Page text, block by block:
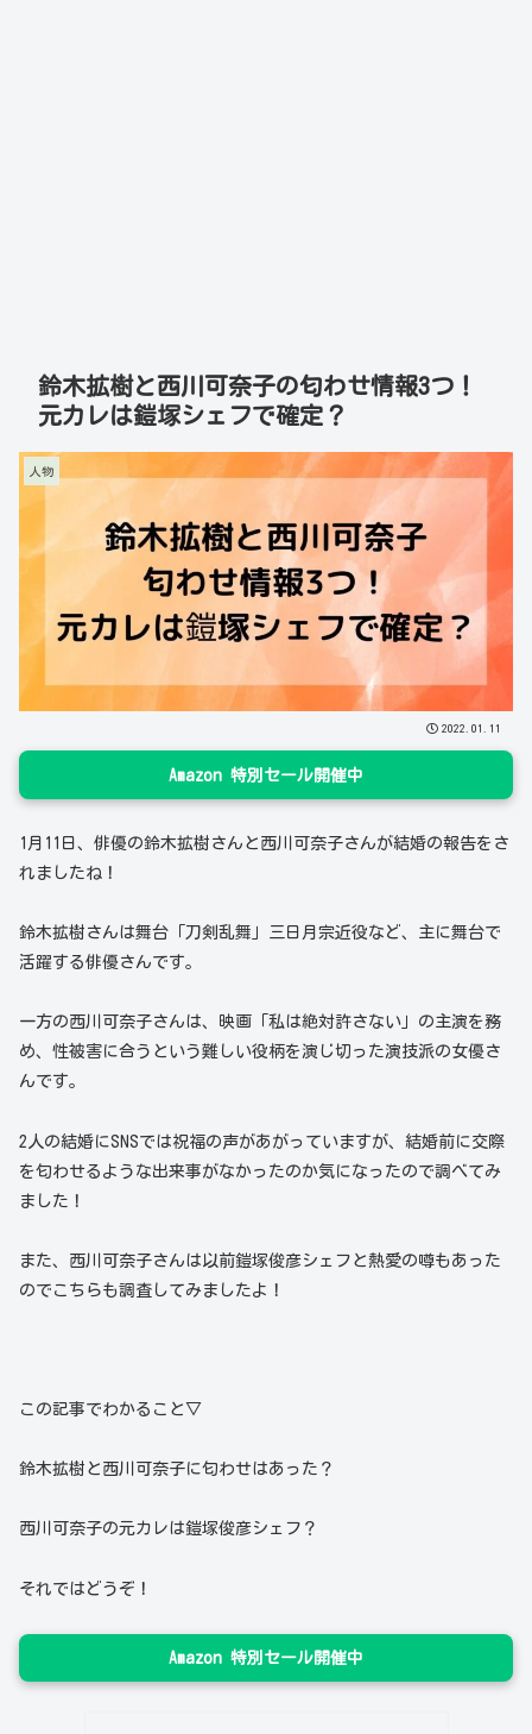
鈴木拡樹と西川可奈子の匂わせ情報3つ！
元カレは鎧塚シェフで確定？
人物
2022.01.11
Amazon 特別セール開催中
1月11日、俳優の鈴木拡樹さんと西川可奈子さんが結婚の報告をさ
れましたね！
鈴木拡樹さんは舞台「刀剣乱舞」三日月宗近役など、主に舞台で
活躍する俳優さんです。
一方の西川可奈子さんは、映画「私は絶対許さない」の主演を務
め、性被害に合うという難しい役柄を演じ切った演技派の女優さ
んです。
2人の結婚にSNSでは祝福の声があがっていますが、結婚前に交際
を匂わせるような出来事がなかったのか気になったので調べてみ
ました！
また、西川可奈子さんは以前鎧塚俊彦シェフと熱愛の噂もあった
のでこちらも調査してみましたよ！
この記事でわかること▽
鈴木拡樹と西川可奈子に匂わせはあった？
西川可奈子の元カレは鎧塚俊彦シェフ？
それではどうぞ！
Amazon 特別セール開催中